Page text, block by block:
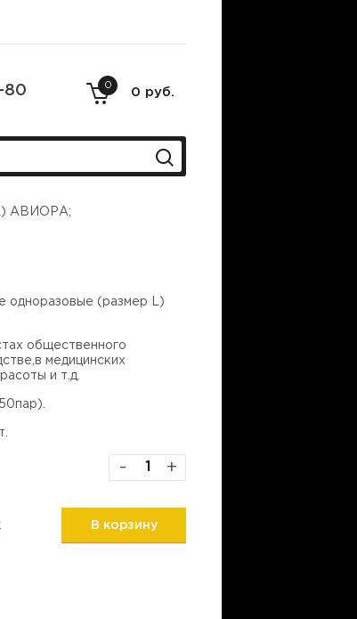
80 0
0 руб.
АВИОРА;
одноразовые (размер L)
общественного
медицинских
и т.д.
- +
В корзину